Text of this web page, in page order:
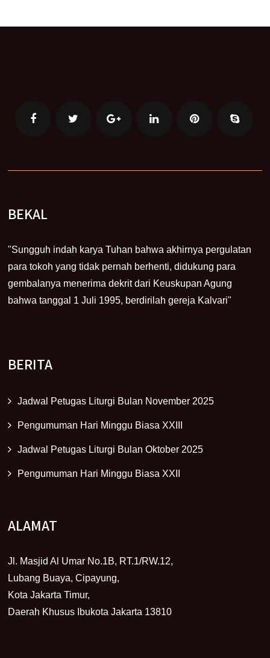
BEKAL
"Sungguh indah karya Tuhan bahwa akhirnya pergulatan
para tokoh yang tidak pernah berhenti, didukung para
gembalanya menerima dekrit dari Keuskupan Agung
bahwa tanggal 1 Juli 1995, berdirilah gereja Kalvari"
BERITA
Jadwal Petugas Liturgi Bulan November 2025
Pengumuman Hari Minggu Biasa XXIII
Jadwal Petugas Liturgi Bulan Oktober 2025
Pengumuman Hari Minggu Biasa XXII
ALAMAT
Jl. Masjid Al Umar No.1B, RT.1/RW.12,
Lubang Buaya, Cipayung,
Kota Jakarta Timur,
Daerah Khusus Ibukota Jakarta 13810